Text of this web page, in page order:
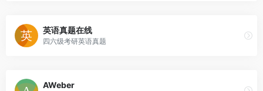
英语真题在线
四六级考研英语真题
AWeber